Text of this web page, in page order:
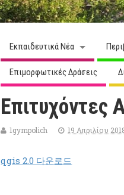
Εκπαιδευτικά Νέα
Επιμορφωτικές Δράσεις
Επιτυχόντες
1gympolich 19 Απριλίου
qgis 2.0 다운로드